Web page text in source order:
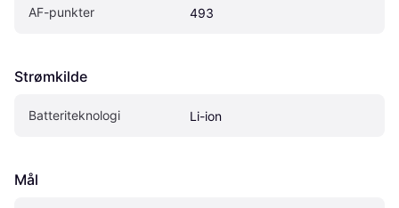
AF-punkter 493
Strømkilde
Batteriteknologi Li-ion
Mål